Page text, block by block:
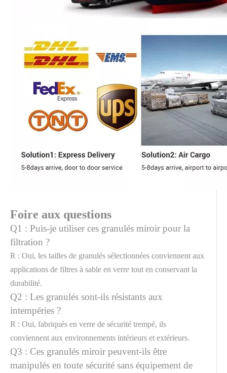
Foire aux questions
Q1 : Puis-je utiliser ces granulés miroir pour la
filtration ?
R : Oui, les tailles de granulés sélectionnées conviennent aux
applications de filtres à sable en verre tout en conservant la
durabilité.
Q2 : Les granulés sont-ils résistants aux
intempéries ?
R : Oui, fabriqués en verre de sécurité trempé, ils
conviennent aux environnements intérieurs et extérieurs.
Q3 : Ces granulés miroir peuvent-ils être
manipulés en toute sécurité sans équipement de